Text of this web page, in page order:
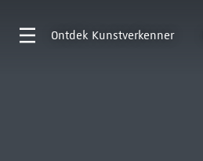
Ontdek Kunstverkenner